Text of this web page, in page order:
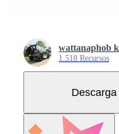
wattanaphob
1.518 Recursos